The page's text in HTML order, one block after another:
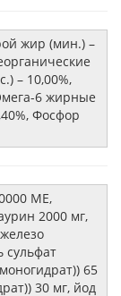
жир (мин.) –
– 10,00%,
6 жирные
Фосфор
МЕ,
2000 мг,
сульфат
65
30 мг, йод